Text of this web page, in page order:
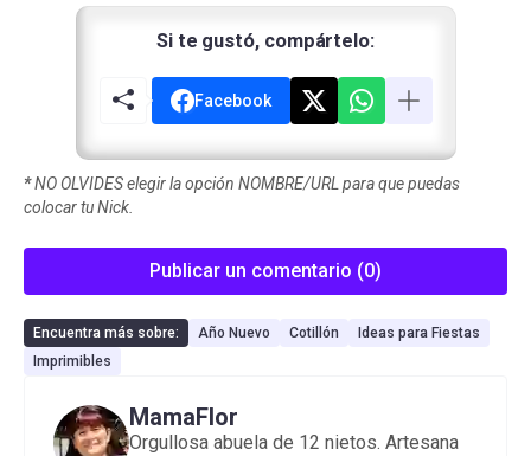
Si te gustó, compártelo:
Facebook
*NO OLVIDES elegir la opción NOMBRE/URL para que puedas
colocar tu Nick.
Publicar un comentario (0)
Encuentra más sobre: Año Nuevo Cotillón
Ideas para Fiestas
Imprimibles
MamaFlor
Orgullosa abuela de 12 nietos. Artesana